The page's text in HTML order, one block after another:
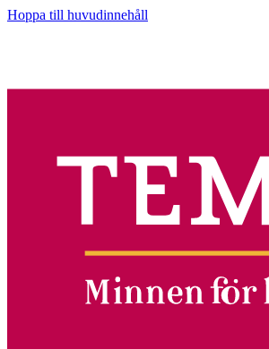
Hoppa till huvudinnehåll